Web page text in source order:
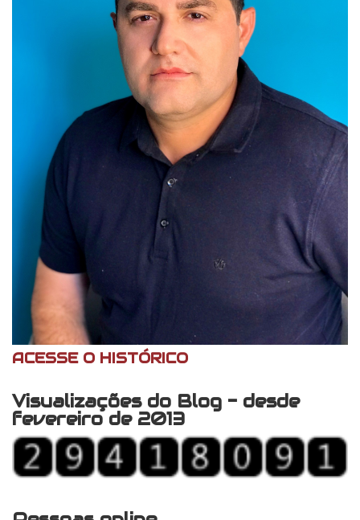
ACESSE O HISTÓRICO
Visualizações do Blog - desde
fevereiro de 2013